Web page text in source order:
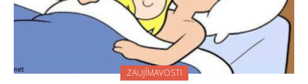
ZAUJÍMAVOSTI